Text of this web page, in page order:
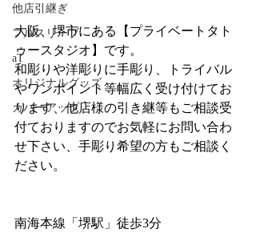
他店引継ぎ
フルスリーブ
aT
オリジナルグッズ
カバーアップ
大阪、堺市にある【プライベートタト
ゥースタジオ】です。
和彫りや洋彫りに手彫り、トライバル
やワンポイント等幅広く受け付けてお
ります、他店様の引き継等もご相談受
付ておりますのでお気軽にお問い合わ
せ下さい、手彫り希望の方もご相談く
ださい。
南海本線「堺駅」徒歩3分